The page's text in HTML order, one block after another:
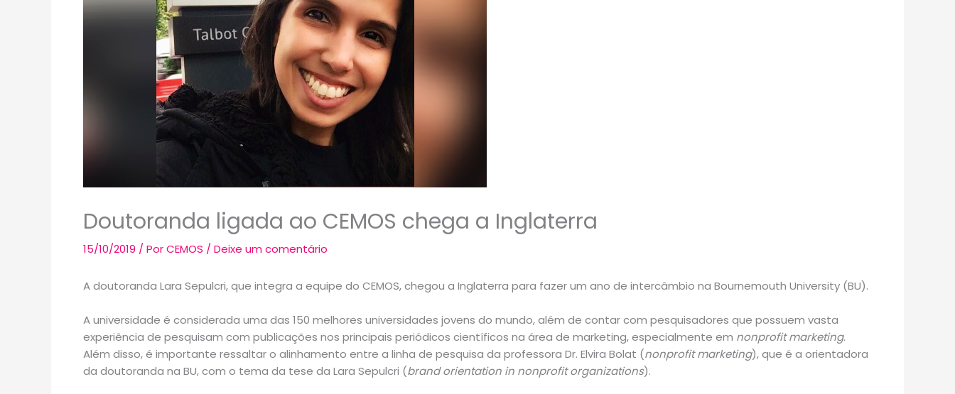
Doutoranda ligada ao CEMOS chega a Inglaterra
15/10/2019 / PorCEMOS / Deixe um comentário
A doutoranda Lara Sepulcri, que integra a equipe do CEMOS, chegou a Inglaterra para fazer um ano de intercâmbio na Bournemouth University (BU).
A universidade é considerada uma das 150 melhores universidades jovens do mundo, além de contar com pesquisadores que possuem vasta
experiência de pesquisam com publicações nos principais periódicos científicos na área de marketing, especialmente em nonprofit marketing.
Além disso, é importante ressaltar o alinhamento entre a linha de pesquisa da professora Dr. Elvira Bolat (nonprofit marketing), que é a orientadora
da doutoranda na BU, com o tema da tese da Lara Sepulcri (brand orientation in nonprofit organizations).